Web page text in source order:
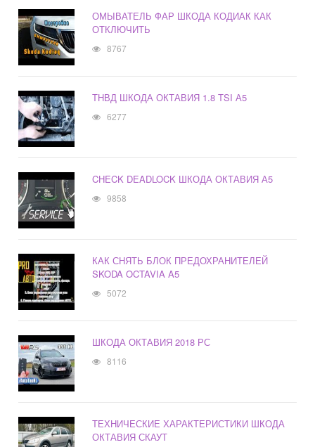
ОМЫВАТЕЛЬ ФАР ШКОДА КОДИАК КАК
ОТКЛЮЧИТЬ
8767
ТНВД ШКОДА ОКТАВИЯ 1.8 TSI А5
6277
CHECK DEADLOCK ШКОДА ОКТАВИЯ А5
9858
КАК СНЯТЬ БЛОК ПРЕДОХРАНИТЕЛЕЙ
SKODA OCTAVIA A5
5072
ШКОДА ОКТАВИЯ 2018 РС
8116
ТЕХНИЧЕСКИЕ ХАРАКТЕРИСТИКИ ШКОДА
ОКТАВИЯ СКАУТ